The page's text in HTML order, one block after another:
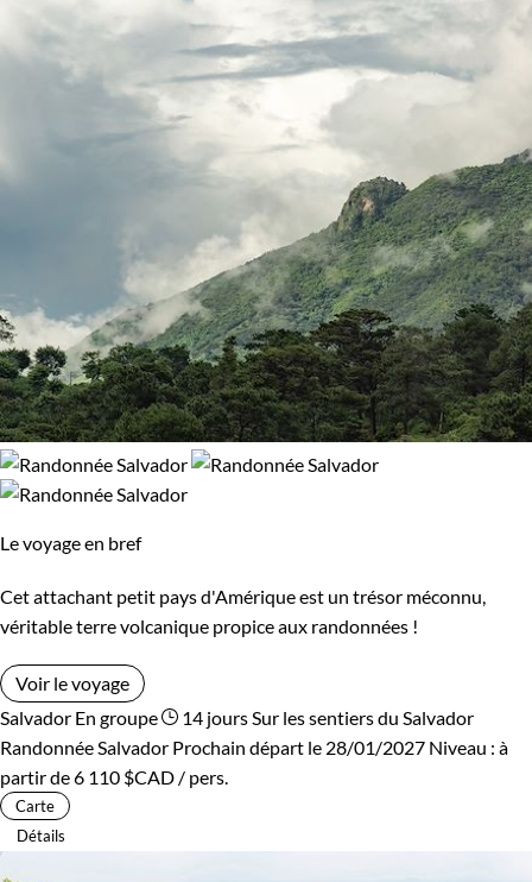
Le voyage en bref
Cet attachant petit pays d'Amérique est un trésor méconnu,
véritable terre volcanique propice aux randonnées !
Voir le voyage
Salvador En groupe 14 joursSur les sentiers du Salvador
Randonnée Salvador Prochain départ le 28/01/2027 Niveau : à
partir de6 110 $CAD / pers.
Carte
Détails